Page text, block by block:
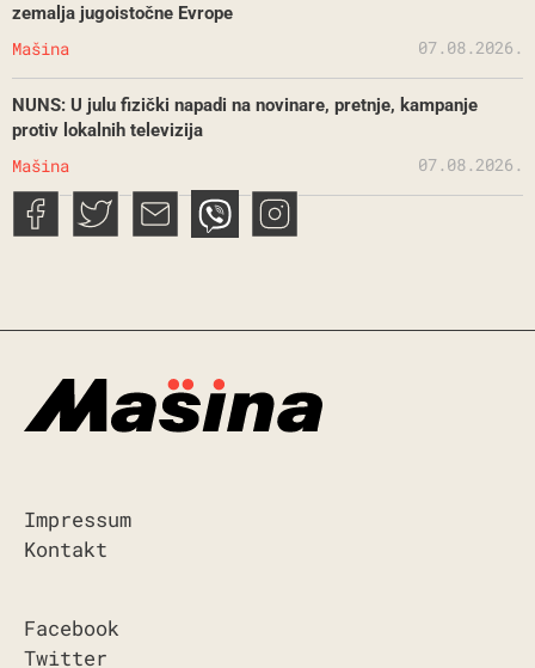
zemalja jugoistočne Evrope
Mašina 07.08.2026.
NUNS: U julu fizički napadi na novinare, pretnje, kampanje
protiv lokalnih televizija
Mašina 07.08.2026.
Impressum
Kontakt
Facebook
Twitter